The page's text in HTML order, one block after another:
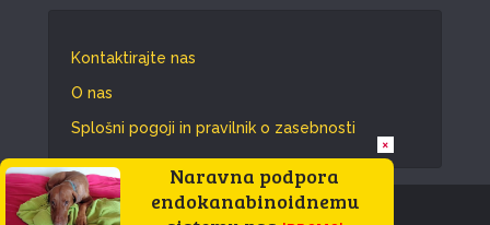
Kontaktirajte nas
O nas
Splošni pogoji in pravilnik o zasebnosti
Vse pravice pridržane © 2026.
×
Naravna podpora
endokanabinoidnemu